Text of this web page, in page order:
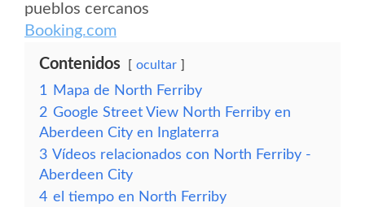
pueblos cercanos
Booking.com
Contenidos ocultar
1
Mapa de North Ferriby
2 Google Street View North Ferriby en
Aberdeen City en Inglaterra
3 Vídeos relacionados con North Ferriby -
Aberdeen City
4 el tiempo en North Ferriby